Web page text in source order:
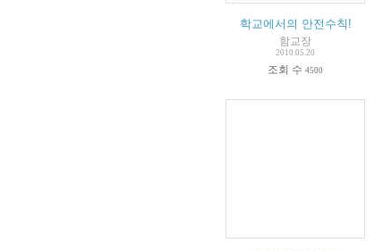
학교에서의 안전수칙!
함교장
2010.05.20
조회 수 4500